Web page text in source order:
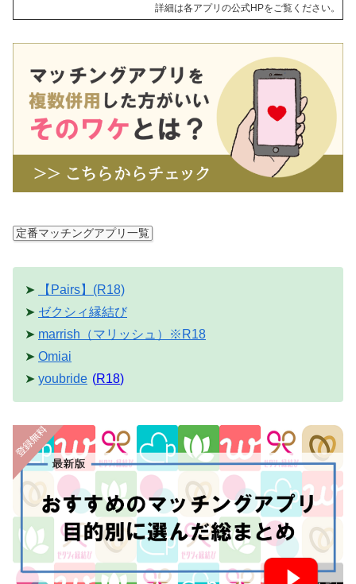
詳細は各アプリの公式HPをご覧ください。
定番マッチングアプリ一覧
➤
【Pairs】(R18)
➤ ゼクシィ縁結び
➤ marrish（マリッシュ）※R18
➤ Omiai
➤ youbride (R18)